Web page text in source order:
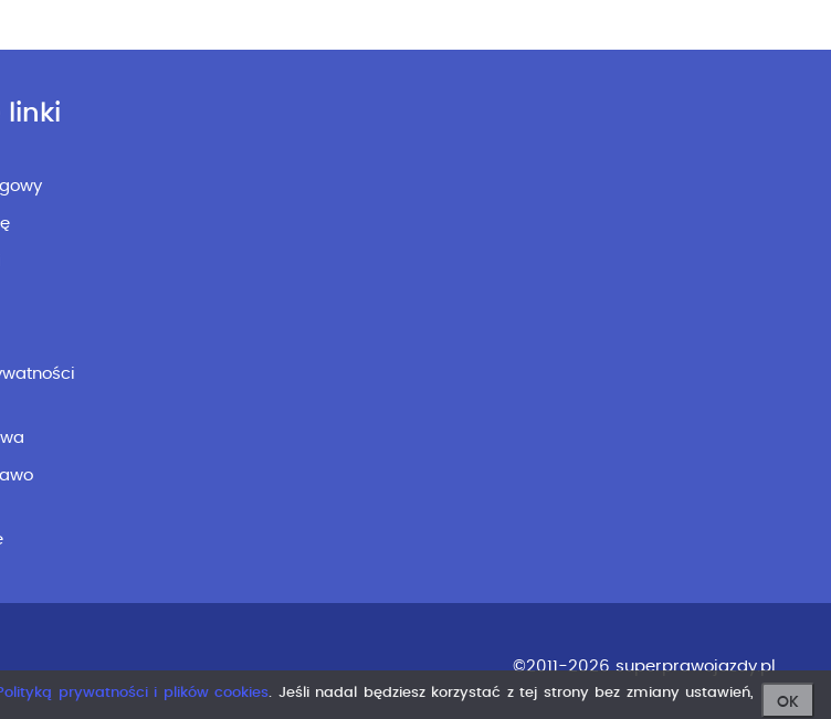
linki
©2011-2026 superprawojazdy.pl
prywatności i plików cookies. Jeśli nadal będziesz korzystać z tej strony bez zmiany ustawień,
OK